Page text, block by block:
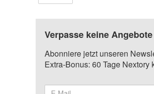
Verpasse keine
Abonniere jetzt unseren
Extra-Bonus: 60 Tage